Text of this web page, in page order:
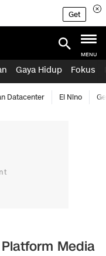
Get
MENU
Gaya Hidup Fokus
Datacenter El Nino
Media